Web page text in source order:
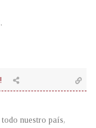
nuestro país,